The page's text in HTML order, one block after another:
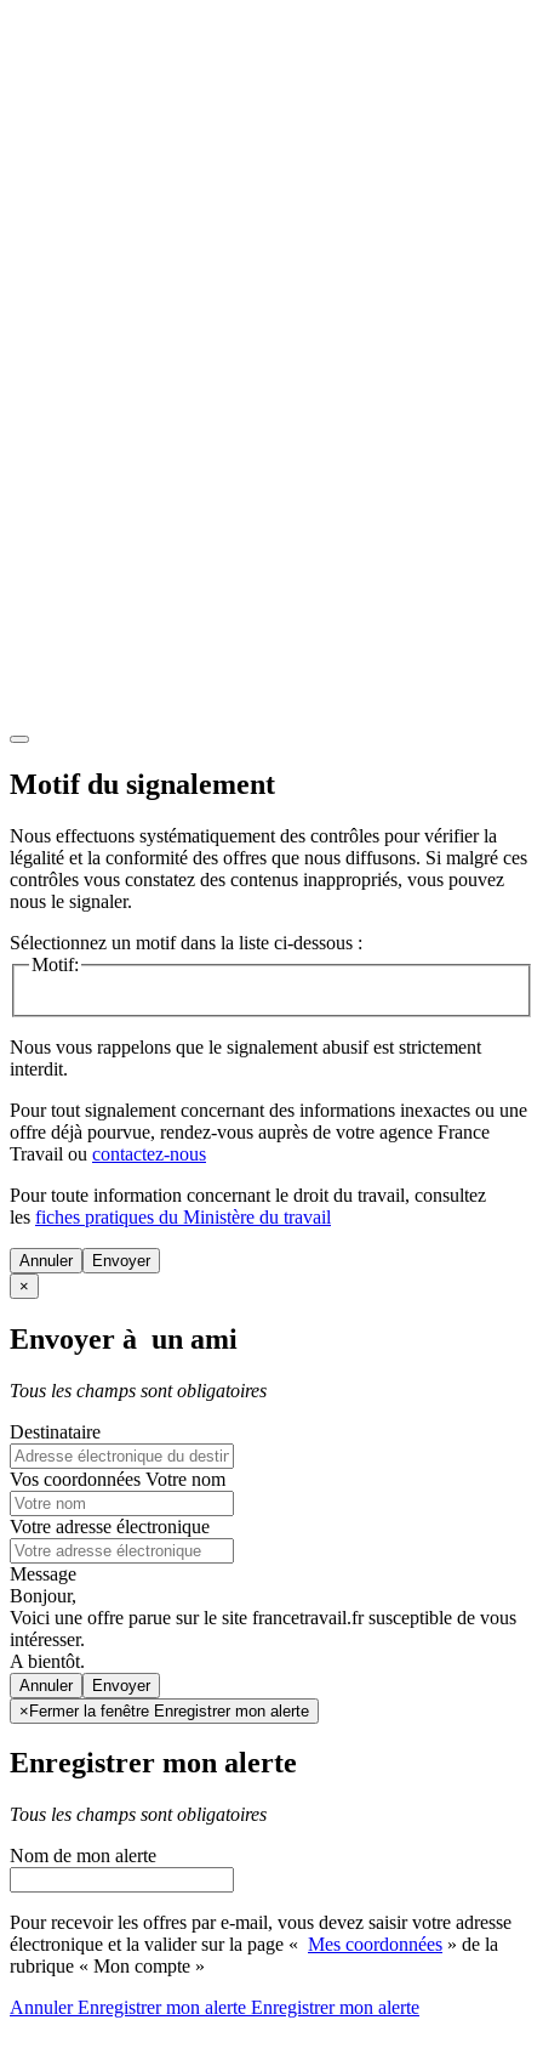
Motif du signalement
Nous effectuons systématiquement des contrôles pour vérifier la
légalité et la conformité des offres que nous diffusons. Si malgré ces
contrôles vous constatez des contenus inappropriés, vous pouvez
nous le signaler.
Sélectionnez un motif dans la liste ci-dessous :
Motif:
Nous vous rappelons que le signalement abusif est strictement
interdit.
Pour tout signalement concernant des informations inexactes ou une
offre déjà pourvue, rendez-vous auprès de votre agence France
Travail ou contactez-nous
Pour toute information concernant le droit du travail, consultez
les fiches pratiques du Ministère du travail
Annuler
×
Envoyer à un ami
Tous les champs sont obligatoires
Destinataire
Vos coordonnées Votre nom
Votre adresse électronique
Message
Bonjour,
Voici une offre parue sur le site francetravail.fr susceptible de vous
intéresser.
A bientôt.
Annuler
×Fermer la fenêtre Enregistrer mon alerte
Enregistrer mon alerte
Tous les champs sont obligatoires
Nom de mon alerte
Pour recevoir les offres par e-mail, vous devez saisir votre adresse
électronique et la valider sur la page « Mes coordonnées » de la
rubrique « Mon compte »
AnnulerEnregistrer mon alerte Enregistrermon alerte